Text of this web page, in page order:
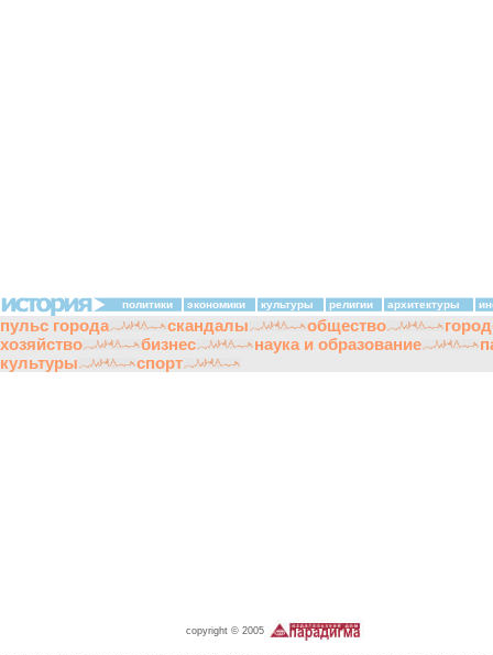
политики экономики культуры религии архитектуры
пульс города скандалы общество
хозяйство
бизнес наука и образование
культуры
спорт
copyright © 2005